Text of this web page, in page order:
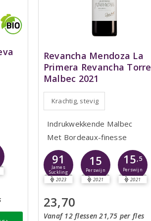
Revancha Mendoza La
Primera Revancha Torre
Malbec 2021
Krachtig, stevig
Indrukwekkende Malbec
Met Bordeaux-finesse
91
James
Suckling
2023
15
Perswijn
2021
15,5
Perswijn
2021
23,70
Vanaf 12 flessen 21,75 per fles